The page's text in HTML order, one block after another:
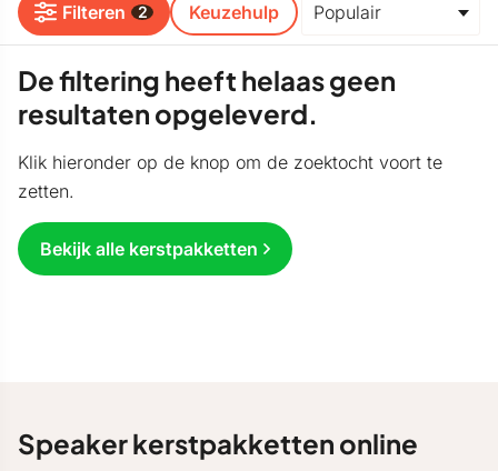
Filteren 2 Keuzehulp
De filtering heeft helaas geen
resultaten opgeleverd.
Klik hieronder op de knop om de zoektocht voort te
zetten.
Bekijk alle kerstpakketten
Speaker kerstpakketten online